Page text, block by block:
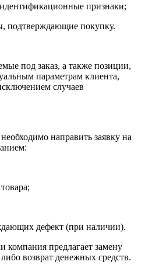
признаки;
подтверждающие покупку.
под заказ, а также позиции,
параметрам клиента,
случаев
направить заявку на
дефект (при наличии).
компания предлагает замену
возврат денежных средств.